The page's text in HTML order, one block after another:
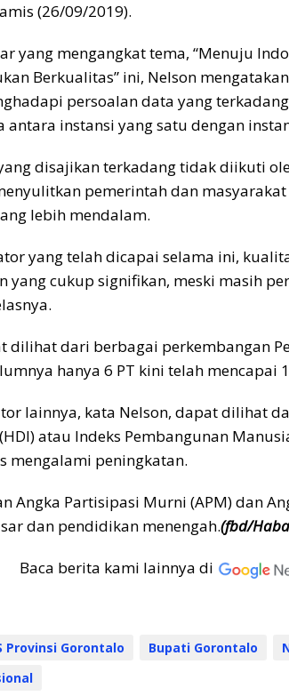
(26/09/2019).
yang mengangkat tema, “Menuju
Berkualitas” ini, Nelson
persoalan data yang
antara instansi yang satu dengan
disajikan terkadang tidak diikuti
pemerintah dan
lebih mendalam.
yang telah dicapai selama ini,
yang cukup signifikan, meski masih
dilihat dari berbagai perkembangan
hanya 6 PT kini telah mencapai
lainnya, kata Nelson, dapat dilihat
atau Indeks Pembangunan
mengalami peningkatan.
Angka Partisipasi Murni (APM) dan
dan pendidikan menengah.(fbd/
Baca berita kami lainnya di
Provinsi Gorontalo Bupati Gorontalo